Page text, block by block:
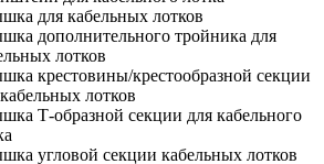
для кабельных лотков
дополнительного тройника для
лотков
крестовины/крестообразной секции
лотков
Т-образной секции для кабельного
угловой секции кабельных лотков